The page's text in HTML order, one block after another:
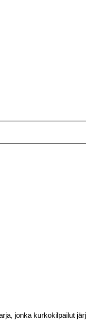
jonka kurkokilpailut